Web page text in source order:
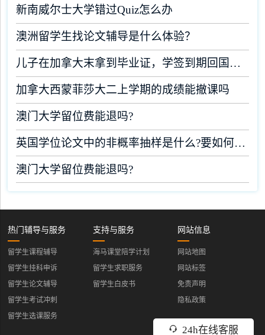
新南威尔士大学错过Quiz怎么办
澳洲留学生找论文辅导是什么体验？
儿子在加拿大末拿到毕业证，学签到期回国了有办法补救吗
加拿大西蒙菲莎大二上学期的成绩能撤课吗
澳门大学留位费能退吗?
英国学位论文中的非概率抽样是什么?要如何完成?
澳门大学留位费能退吗?
24h在线客服
热门辅导与服务
留学生课程辅导
留学生挂科申诉
留学生论文辅导
留学生考试冲刺
留学生选课服务
支持与服务
海马课堂陪学计划
留学生求职服务
留学生白皮书
网站信息
网站地图
网站标签
免责声明
隐私政策